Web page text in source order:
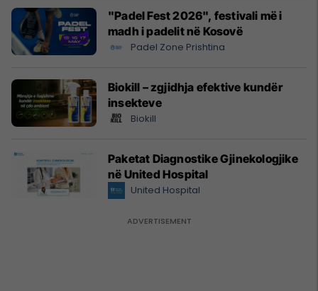
"Padel Fest 2026", festivali më i
madh i padelit në Kosovë
Padel Zone Prishtina
Biokill – zgjidhja efektive kundër
insekteve
Biokill
Paketat Diagnostike Gjinekologjike
në United Hospital
United Hospital